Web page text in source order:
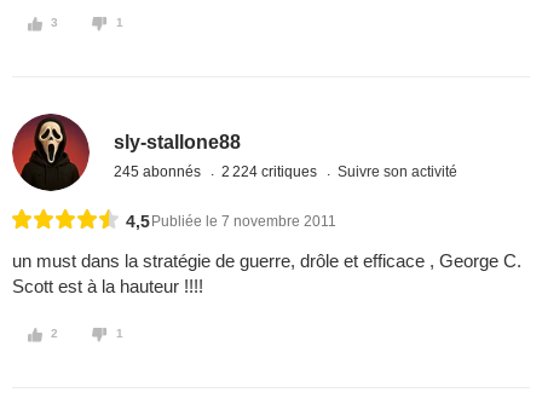
3 1
sly-stallone88
245 abonnés 2 224 critiques Suivre son activité
4,5 Publiée le 7 novembre 2011
un must dans la stratégie de guerre, drôle et efficace , George C.
Scott est à la hauteur !!!!
2 1